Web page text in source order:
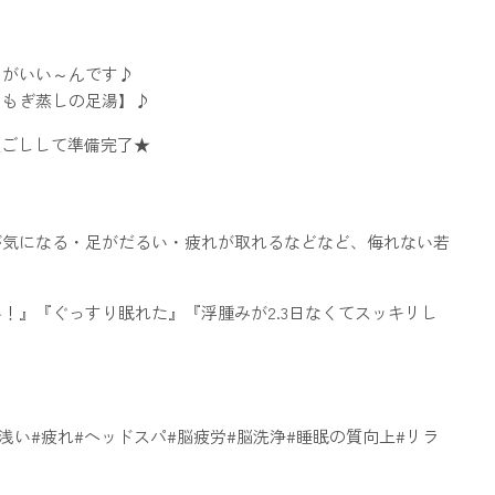
いい～んです♪
ぎ蒸しの足湯】♪
ごしして準備完了★
になる・足がだるい・疲れが取れるなどなど、侮れない若
』『ぐっすり眠れた』『浮腫みが2.3日なくてスッキリし
#疲れ#ヘッドスパ#脳疲労#脳洗浄#睡眠の質向上#リラ